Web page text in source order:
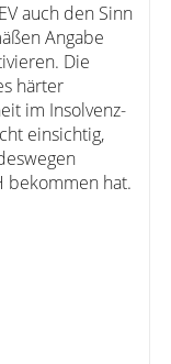
auch den Sinn
Angabe
Die
härter
im Insolvenz-
einsichtig,
bekommen hat.